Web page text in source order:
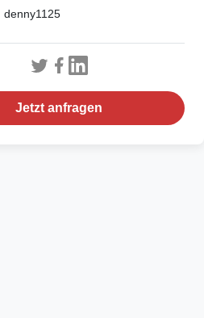
denny1125
Jetzt anfragen